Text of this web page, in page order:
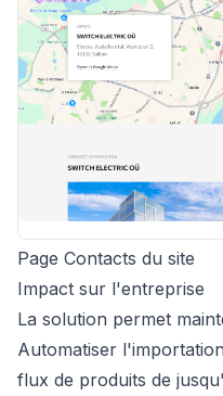
Page Contacts du site
Impact sur l'entreprise
La solution permet
Automatiser
flux de produits de